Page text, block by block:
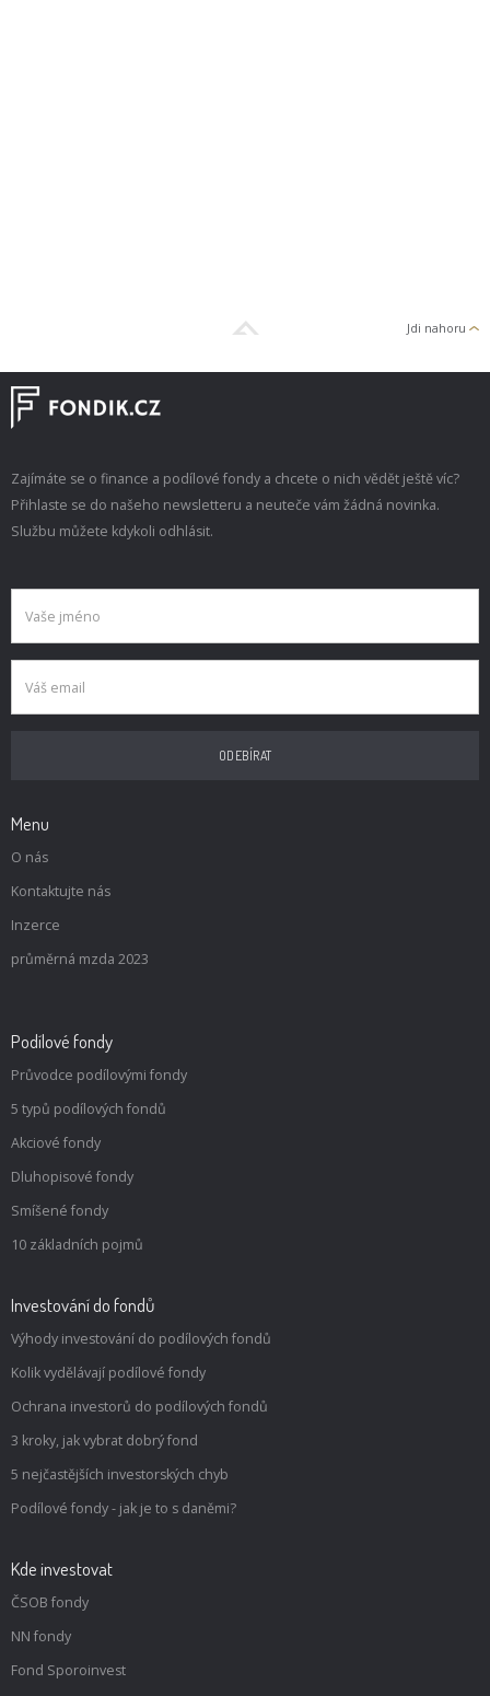
Jdi nahoru
Zajímáte se o finance a podílové fondy a chcete o nich vědět ještě víc?
Přihlaste se do našeho newsletteru a neuteče vám žádná novinka.
Službu můžete kdykoli odhlásit.
Menu
O nás
Kontaktujte nás
Inzerce
průměrná mzda 2023
Podílové fondy
Průvodce podílovými fondy
5 typů podílových fondů
Akciové fondy
Dluhopisové fondy
Smíšené fondy
10 základních pojmů
Investování do fondů
Výhody investování do podílových fondů
Kolik vydělávají podílové fondy
Ochrana investorů do podílových fondů
3 kroky, jak vybrat dobrý fond
5 nejčastějších investorských chyb
Podílové fondy - jak je to s daněmi?
Kde investovat
ČSOB fondy
NN fondy
Fond Sporoinvest